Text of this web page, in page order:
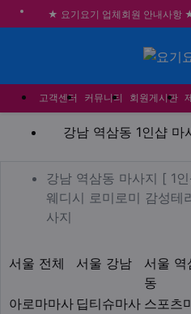
★ 요기요기 업체회원 안내사항
★요기요기 설 연휴 휴무 안내★
고객센터 커뮤니티 회원게시판
강남 역삼
강남 역삼동 1인샵
업체 정보
강남 역삼
강남 역삼동 마사지 [ 1
웨디시 로미로미 감성테
사지
서울 전체 서울 강남
서울 역
동
지역1
아로마마사 딥티슈마사 스포츠
테마